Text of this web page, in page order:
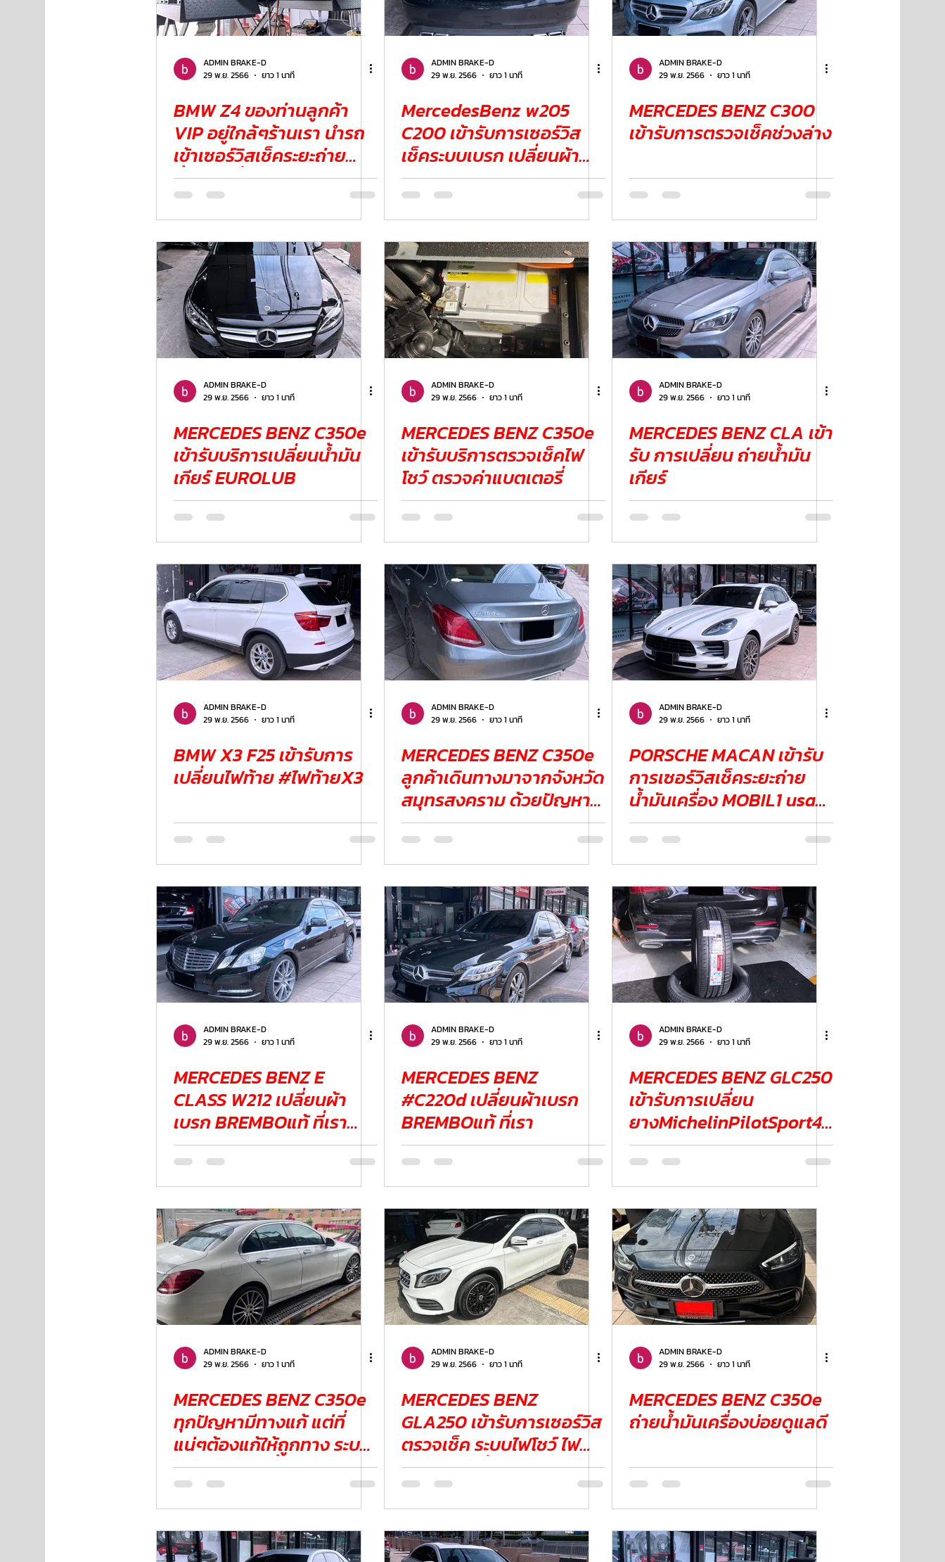
ADMIN BRAKE-D
29 พ.ย. 2566
ยาว 1 นาที
BMW Z4 ของท่านลูกค้า
VIP อยู่ใกล้ๆร้านเรา นำรถ
เข้าเซอร์วิสเช็คระยะถ่าย
น้ำมันเครื่อง
ADMIN BRAKE-D
29 พ.ย. 2566
ยาว 1 นาที
MercedesBenz w205
C200 เข้ารับการเซอร์วิส
เช็คระบบเบรก เปลี่ยนผ้า
เบรกแท้BREMBO
ADMIN BRAKE-D
29 พ.ย. 2566
ยาว 1 นาที
MERCEDES BENZ C300
เข้ารับการตรวจเช็คช่วงล่าง
ADMIN BRAKE-D
29 พ.ย. 2566
ยาว 1 นาที
MERCEDES BENZ C350e
เข้ารับบริการเปลี่ยนน้ำมัน
เกียร์ EUROLUB
ADMIN BRAKE-D
29 พ.ย. 2566
ยาว 1 นาที
MERCEDES BENZ C350e
เข้ารับบริการตรวจเช็คไฟ
โชว์ ตรวจค่าแบตเตอรี่
ADMIN BRAKE-D
29 พ.ย. 2566
ยาว 1 นาที
MERCEDES BENZ CLA เข้า
รับ การเปลี่ยน ถ่ายน้ำมัน
เกียร์
ADMIN BRAKE-D
29 พ.ย. 2566
ยาว 1 นาที
BMW X3 F25 เข้ารับการ
เปลี่ยนไฟท้าย #ไฟท้ายX3
ADMIN BRAKE-D
29 พ.ย. 2566
ยาว 1 นาที
MERCEDES BENZ C350e
ลูกค้าเดินทางมาจากจังหวัด
สมุทรสงคราม ด้วยปัญหา
ถุงลมหลังยุบตัว
ADMIN BRAKE-D
29 พ.ย. 2566
ยาว 1 นาที
PORSCHE MACAN เข้ารับ
การเซอร์วิสเช็คระยะถ่าย
น้ำมันเครื่อง MOBIL1 usa
0w20
ADMIN BRAKE-D
29 พ.ย. 2566
ยาว 1 นาที
MERCEDES BENZ E
CLASS W212 เปลี่ยนผ้า
เบรก BREMBOแท้ ที่เรา
พร้อมล้อแม็กซ์แท้ จาก
W213 ปี2023
ADMIN BRAKE-D
29 พ.ย. 2566
ยาว 1 นาที
MERCEDES BENZ
#C220d เปลี่ยนผ้าเบรก
BREMBOแท้ ที่เรา
ADMIN BRAKE-D
29 พ.ย. 2566
ยาว 1 นาที
MERCEDES BENZ GLC250
เข้ารับการเปลี่ยน
ยางMichelinPilotSport4S
uv
ADMIN BRAKE-D
29 พ.ย. 2566
ยาว 1 นาที
MERCEDES BENZ C350e
ทุกปัญหามีทางแก้ แต่ที่
แน่ๆต้องแก้ให้ถูกทาง ระบบ
โช๊คถุงลมคันนี้ ยุบแบนมา
เลย
ADMIN BRAKE-D
29 พ.ย. 2566
ยาว 1 นาที
MERCEDES BENZ
GLA250 เข้ารับการเซอร์วิส
ตรวจเช็ค ระบบไฟโชว์ ไฟ
เตือนรูปเครื่อง ไฟESP โชว์
ADMIN BRAKE-D
29 พ.ย. 2566
ยาว 1 นาที
MERCEDES BENZ C350e
ถ่ายน้ำมันเครื่องบ่อยดูแลดี